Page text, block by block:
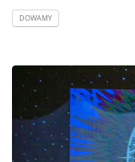
DOWAMY